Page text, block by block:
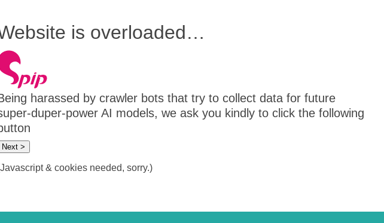
is overloaded…
harassed by crawler bots that try to collect data for future
duper-power AI models, we ask you kindly to click the following
Next >
& cookies needed, sorry.)